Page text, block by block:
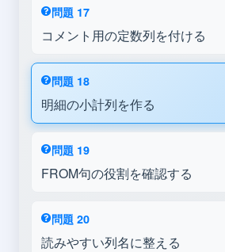
問題 17
コメント用の定数列を付ける
問題 18
明細の小計列を作る
問題 19
FROM句の役割を確認する
問題 20
読みやすい列名に整える